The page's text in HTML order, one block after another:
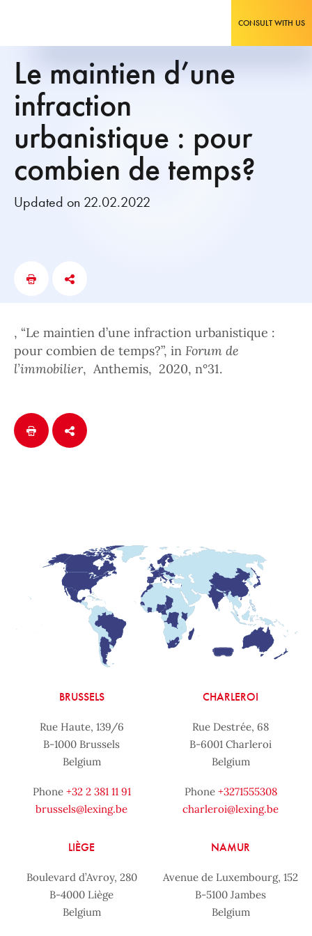
CONSULT WITH US
Le maintien d’une
infraction
urbanistique : pour
combien de temps?
Updated on 22.02.2022
, “Le maintien d’une infraction urbanistique :
pour combien de temps?”, in Forum de
l’immobilier, Anthemis, 2020, n°31.
BRUSSELS
Rue Haute, 139/6
B-1000 Brussels
Belgium
Phone +32 2 381 11 91
brussels@lexing.be
CHARLEROI
Rue Destrée, 68
B-6001 Charleroi
Belgium
Phone +3271555308
charleroi@lexing.be
LIÈGE
Boulevard d’Avroy, 280
B-4000 Liège
Belgium
NAMUR
Avenue de Luxembourg, 152
B-5100 Jambes
Belgium